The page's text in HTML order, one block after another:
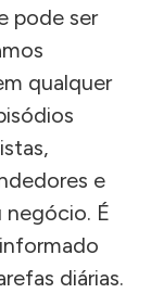
pode ser
qualquer
e
negócio. É
diárias.